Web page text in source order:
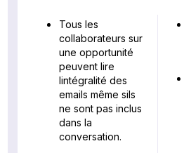
Tous les
collaborateurs sur
une opportunité
peuvent lire
lintégralité des
emails même sils
ne sont pas inclus
dans la
conversation.